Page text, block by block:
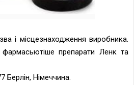
і місцезнаходження виробника.
фармасьютіше препарати Ленк та
Берлін, Німеччина.